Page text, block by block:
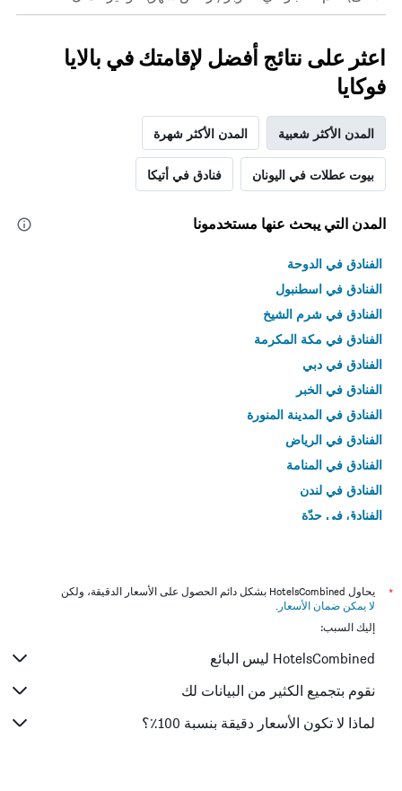
اعثر على نتائج أفضل لإقامتك في بالايا
فوكايا
المدن الأكثر شعبية المدن الأكثر شهرة
بيوت عطلات في اليونان فنادق في أتيكا
المدن التي يبحث عنها مستخدمونا
الفنادق في الدوحة
الفنادق في اسطنبول
الفنادق في شرم الشيخ
الفنادق في مكة المكرمة
الفنادق في دبي
الفنادق في الخبر
الفنادق في المدينة المنورة
الفنادق في الرياض
الفنادق في المنامة
الفنادق في لندن
الفنادق في جدّة
*
يحاول HotelsCombined بشكل دائم الحصول على الأسعار الدقيقة، ولكن
لا يمكن ضمان الأسعار .
إليك السبب:
HotelsCombined ليس البائع
نقوم بتجميع الكثير من البيانات لك
لماذا لا تكون الأسعار دقيقة بنسبة 100٪؟